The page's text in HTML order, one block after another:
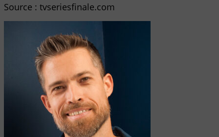
Source : tvseriesfinale.com